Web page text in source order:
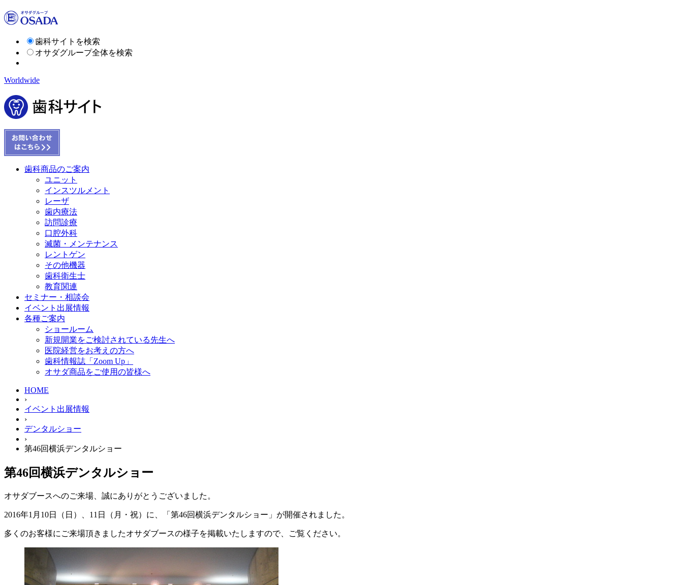
歯科サイトを検索
オサダグループ全体を検索
Worldwide
歯科商品のご案内
ユニット
インスツルメント
レーザ
歯内療法
訪問診療
口腔外科
滅菌・メンテナンス
レントゲン
その他機器
歯科衛生士
教育関連
セミナー・相談会
イベント出展情報
各種ご案内
ショールーム
新規開業をご検討されている先生へ
医院経営をお考えの方へ
歯科情報誌「Zoom Up」
オサダ商品をご使用の皆様へ
HOME
›
イベント出展情報
›
デンタルショー
›
第46回横浜デンタルショー
第46回横浜デンタルショー
オサダブースへのご来場、誠にありがとうございました。
2016年1月10日（日）、11日（月・祝）に、「第46回横浜デンタルショー」が開催されました。
多くのお客様にご来場頂きましたオサダブースの様子を掲載いたしますので、ご覧ください。